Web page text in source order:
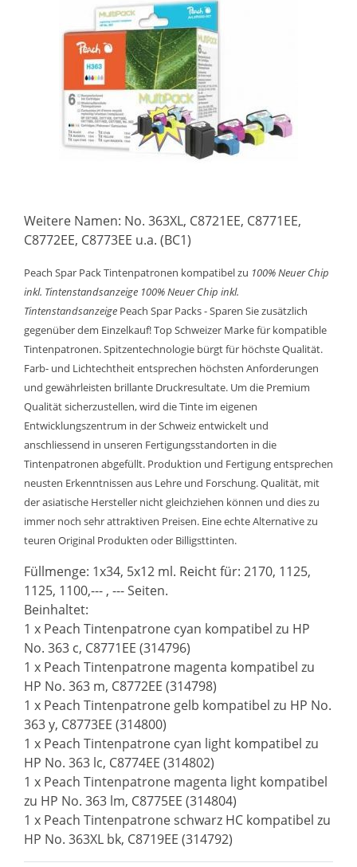
Weitere Namen: No. 363XL, C8721EE, C8771EE,
C8772EE, C8773EE u.a. (BC1)
Peach Spar Pack Tintenpatronen kompatibel zu 100% Neuer Chip
inkl. Tintenstandsanzeige 100% Neuer Chip inkl.
Tintenstandsanzeige Peach Spar Packs - Sparen Sie zusätzlich
gegenüber dem Einzelkauf! Top Schweizer Marke für kompatible
Tintenpatronen. Spitzentechnologie bürgt für höchste Qualität.
Farb- und Lichtechtheit entsprechen höchsten Anforderungen
und gewährleisten brillante Druckresultate. Um die Premium
Qualität sicherzustellen, wird die Tinte im eigenen
Entwicklungszentrum in der Schweiz entwickelt und
anschliessend in unseren Fertigungsstandorten in die
Tintenpatronen abgefüllt. Produktion und Fertigung entsprechen
neusten Erkenntnissen aus Lehre und Forschung. Qualität, mit
der asiatische Hersteller nicht gleichziehen können und dies zu
immer noch sehr attraktiven Preisen. Eine echte Alternative zu
teuren Original Produkten oder Billigsttinten.
Füllmenge: 1x34, 5x12 ml. Reicht für: 2170, 1125,
1125, 1100,--- , --- Seiten.
Beinhaltet:
1 x Peach Tintenpatrone cyan kompatibel zu HP
No. 363 c, C8771EE (314796)
1 x Peach Tintenpatrone magenta kompatibel zu
HP No. 363 m, C8772EE (314798)
1 x Peach Tintenpatrone gelb kompatibel zu HP No.
363 y, C8773EE (314800)
1 x Peach Tintenpatrone cyan light kompatibel zu
HP No. 363 lc, C8774EE (314802)
1 x Peach Tintenpatrone magenta light kompatibel
zu HP No. 363 lm, C8775EE (314804)
1 x Peach Tintenpatrone schwarz HC kompatibel zu
HP No. 363XL bk, C8719EE (314792)